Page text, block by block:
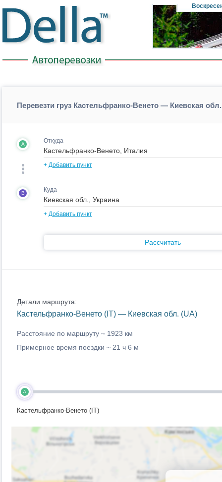
Перевезти груз Кастельфранко-Венето — Киевская
A Откуда
+ Добавить пункт
B Куда
+ Добавить пункт
Рассчитать
Детали маршрута:
Кастельфранко-Венето (IT) — Киевская обл. (UA)
Расстояние по маршруту ~ 1923 км
Примерное время поездки ~ 21 ч 6 м
A
Кастельфранко-Венето (IT)